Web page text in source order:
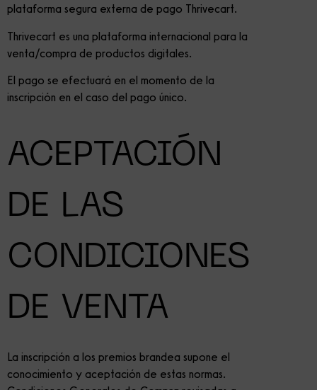
plataforma segura externa de pago Thrivecart.
Thrivecart es una plataforma internacional para la
venta/compra de productos digitales.
El pago se efectuará en el momento de la
inscripción en el caso del pago único.
ACEPTACIÓN
DE LAS
CONDICIONES
DE VENTA
La inscripción a los premios brandea supone el
conocimiento y aceptación de estas normas.